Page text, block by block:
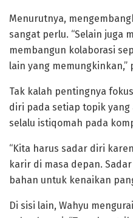
Menurutnya,
sangat perlu. “Selain juga
membangun kolaborasi
lain yang memungkinkan,”
Tak kalah pentingnya
diri pada setiap topik
selalu istiqomah pada
“Kita harus sadar diri
karir di masa depan.
bahan untuk kenaikan
Di sisi lain, Wahyu